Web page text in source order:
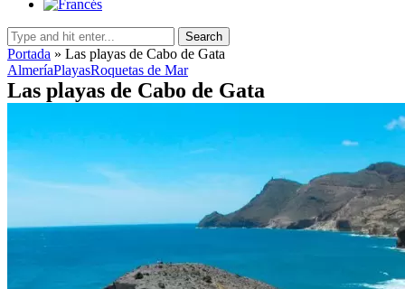
Search
Portada » Las playas de Cabo de Gata
AlmeríaPlayasRoquetas de Mar
Las playas de Cabo de Gata